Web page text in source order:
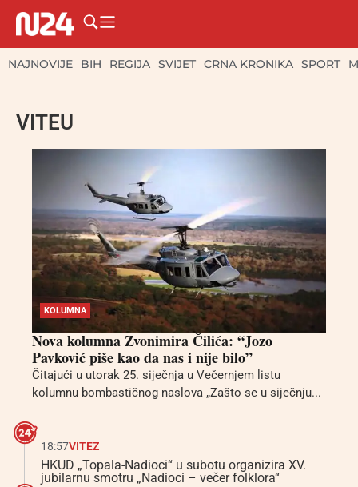
NAJNOVIJE BIH REGIJA SVIJET CRNA KRONIKA SPORT
VITEU
KOLUMNA
Nova kolumna Zvonimira Čilića: “Jozo
Pavković piše kao da nas i nije bilo”
Čitajući u utorak 25. siječnja u Večernjem listu
kolumnu bombastičnog naslova „Zašto se u siječnju...
18:57VITEZ
HKUD „Topala-Nadioci“ u subotu organizira XV.
jubilarnu smotru „Nadioci – večer folklora“